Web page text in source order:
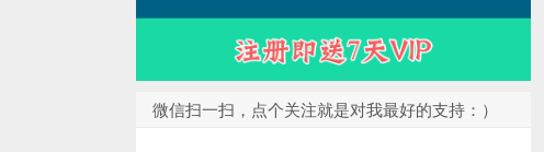
微信扫一扫，点个关注就是对我最好的支持：）